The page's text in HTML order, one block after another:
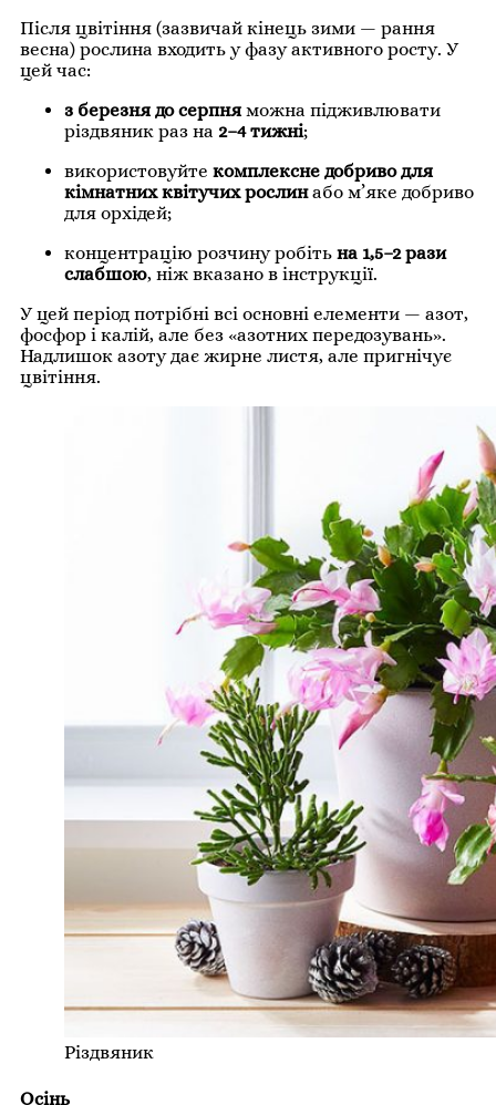
Після цвітіння (зазвичай кінець зими — рання
весна) рослина входить у фазу активного росту. У
цей час:
з березня до серпня можна підживлювати
різдвяник раз на 2–4 тижні;
використовуйте комплексне добриво для
кімнатних квітучих рослинабо м’яке добриво
для орхідей;
концентрацію розчину робіть на 1,5–2 рази
слабшою, ніж вказано в інструкції.
У цей період потрібні всі основні елементи — азот,
фосфор і калій, але без «азотних передозувань».
Надлишок азоту дає жирне листя, але пригнічує
цвітіння.
Різдвяник
Осінь